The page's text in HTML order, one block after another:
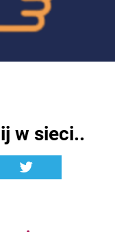
w sieci..